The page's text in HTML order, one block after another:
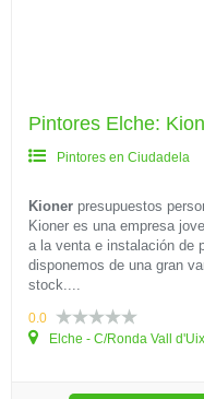
Pintores Elche:
Pintores en Ciudadela
Kioner presupuestos
Kioner es una empresa
a la venta e instalación de
disponemos de una gran
stock....
0.0
Elche - C/Ronda Vall